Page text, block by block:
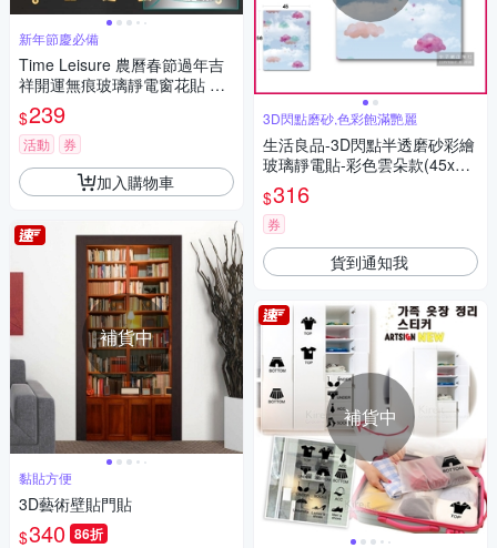
新年節慶必備
Time Leisure 農曆春節過年吉
祥開運無痕玻璃靜電窗花貼 富
貴金福
$239
活動 券
加入購物車
補貨中
黏貼方便
3D藝術壁貼門貼
$340 86折
3D閃點磨砂,色彩飽滿艷麗
生活良品-3D閃點半透磨砂彩繪
玻璃靜電貼-彩色雲朵款(45x58
cm)
$316
券
貨到通知我
補貨中